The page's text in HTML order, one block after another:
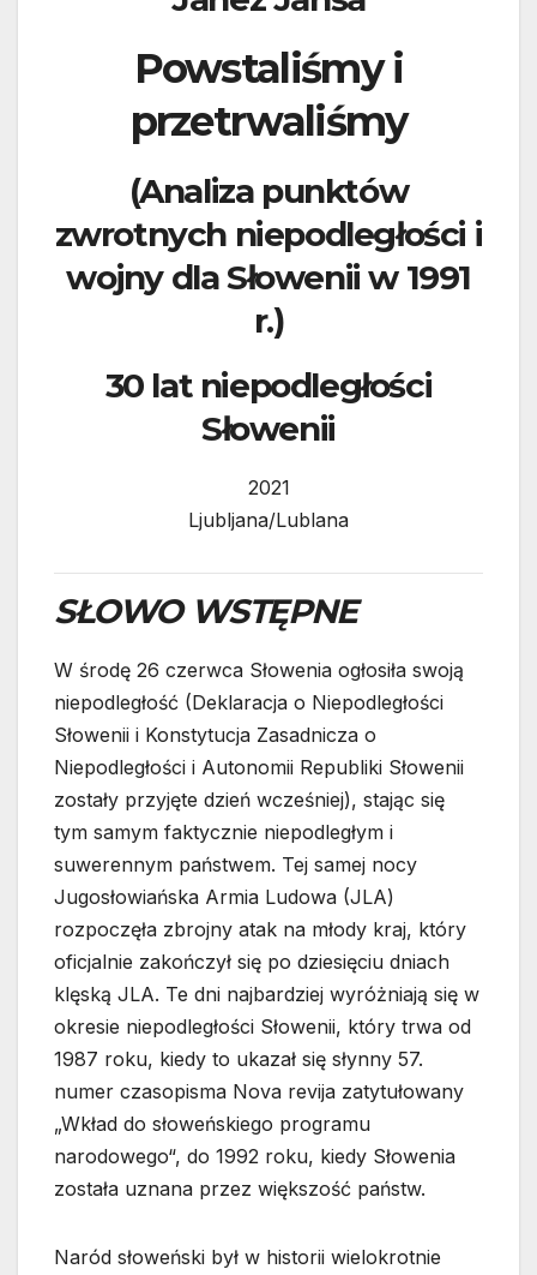
Powstaliśmy i
przetrwaliśmy
(Analiza punktów
zwrotnych niepodległości i
wojny dla Słowenii w 1991
r.)
30 lat niepodległości
Słowenii
2021
Ljubljana/Lublana
SŁOWO WSTĘPNE
W środę 26 czerwca Słowenia ogłosiła swoją
niepodległość (Deklaracja o Niepodległości
Słowenii i Konstytucja Zasadnicza o
Niepodległości i Autonomii Republiki Słowenii
zostały przyjęte dzień wcześniej), stając się
tym samym faktycznie niepodległym i
suwerennym państwem. Tej samej nocy
Jugosłowiańska Armia Ludowa (JLA)
rozpoczęła zbrojny atak na młody kraj, który
oficjalnie zakończył się po dziesięciu dniach
klęską JLA. Te dni najbardziej wyróżniają się w
okresie niepodległości Słowenii, który trwa od
1987 roku, kiedy to ukazał się słynny 57.
numer czasopisma Nova revija zatytułowany
„Wkład do słoweńskiego programu
narodowego“, do 1992 roku, kiedy Słowenia
została uznana przez większość państw.
Naród słoweński był w historii wielokrotnie